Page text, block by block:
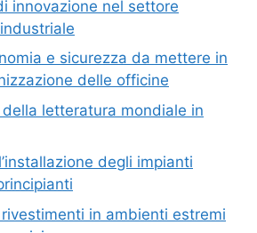
innovazione nel settore
e sicurezza da mettere in
delle officine
letteratura mondiale in
degli impianti
in ambienti estremi